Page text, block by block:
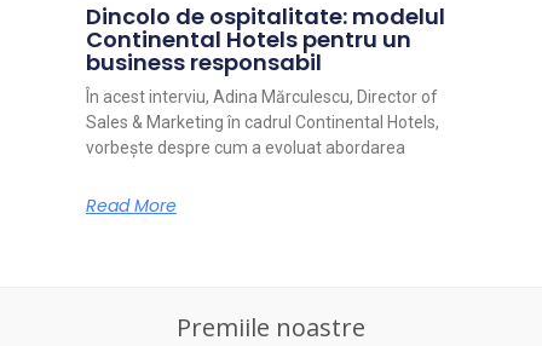
Dincolo de ospitalitate: modelul
Continental Hotels pentru un
business responsabil
În acest interviu, Adina Mărculescu, Director of
Sales & Marketing în cadrul Continental Hotels,
vorbește despre cum a evoluat abordarea
Read More
Premiile noastre